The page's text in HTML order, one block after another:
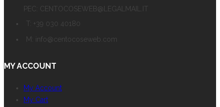
PEC: CENTOCOSEWEB@LEGALMAIL.IT
T: +39 030 40180
M: info@centocoseweb.com
MY ACCOUNT
My Account
My Cart